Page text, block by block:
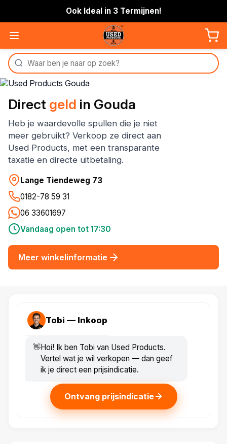
Ook Ideal in 3 Termijnen!
Direct geld in Gouda
Heb je waardevolle spullen die je niet
meer gebruikt? Verkoop ze direct aan
Used Products, met een transparante
taxatie en directe uitbetaling.
Lange Tiendeweg 73
0182-78 59 31
06 33601697
Vandaag open tot 17:30
Meer winkelinformatie
Tobi — Inkoop
👋Hoi! Ik ben Tobi van Used Products.
Vertel wat je wil verkopen — dan geef
ik je direct een prijsindicatie.
Ontvang prijsindicatie